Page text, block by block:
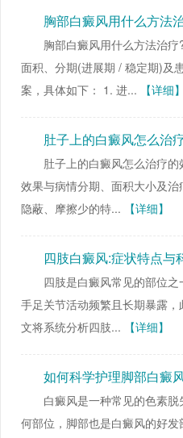
胸部白癜风用什么方法
胸部白癜风用什么方法治
面积、分期(进展期 / 稳定期)及
案，具体如下： 1. 进...
【详细】
肚子上的白癜风怎么治
肚子上的白癜风怎么治疗
效果与病情分期、面积大小及
隐蔽、摩擦少的特...
【详细】
四肢白癜风:症状特点与
四肢是白癜风常见的部位
手足关节活动频繁且长期暴露
文将系统分析四肢...
【详细】
如何科学护理脚部白癜
白癜风是一种常见的色素
何部位，脚部也是白癜风的好